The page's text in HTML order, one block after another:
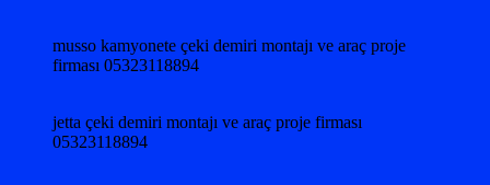
musso kamyonete çeki demiri montajı ve araç proje
firması 05323118894
jetta çeki demiri montajı ve araç proje firması
05323118894